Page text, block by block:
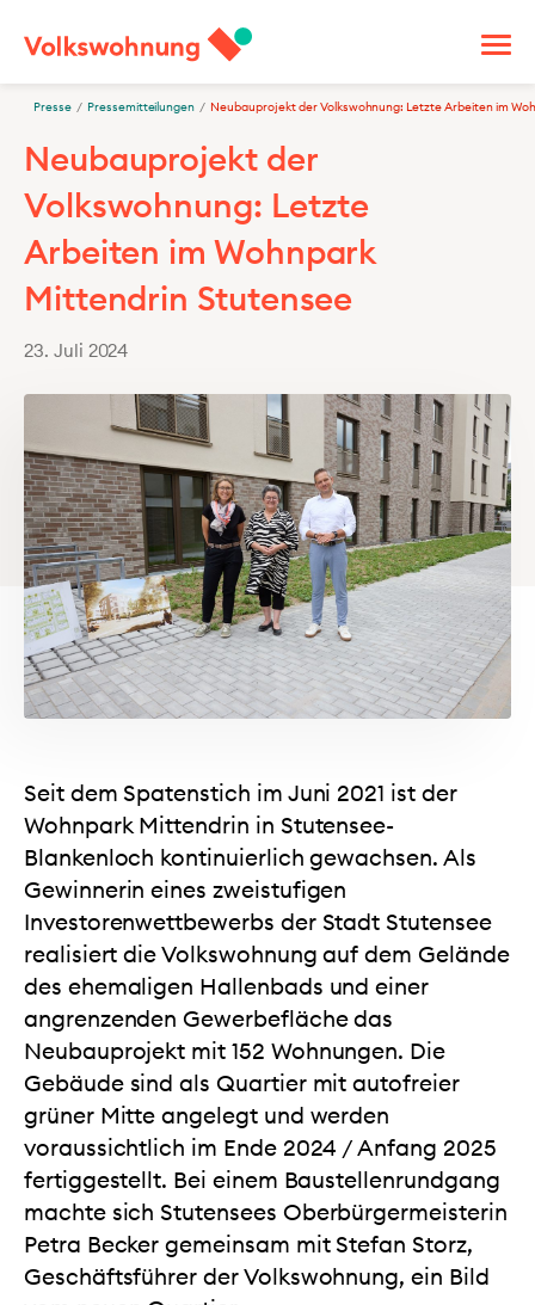
Presse / Pressemitteilungen / Neubauprojekt der Volkswohnung: Letzte Arbeiten im
Neubauprojekt der
Volkswohnung: Letzte
Arbeiten im Wohnpark
Mittendrin Stutensee
23. Juli 2024
Seit dem Spatenstich im Juni 2021 ist der
Wohnpark Mittendrin in Stutensee-
Blankenloch kontinuierlich gewachsen. Als
Gewinnerin eines zweistufigen
Investorenwettbewerbs der Stadt Stutensee
realisiert die Volkswohnung auf dem Gelände
des ehemaligen Hallenbads und einer
angrenzenden Gewerbefläche das
Neubauprojekt mit 152 Wohnungen. Die
Gebäude sind als Quartier mit autofreier
grüner Mitte angelegt und werden
voraussichtlich im Ende 2024 / Anfang 2025
fertiggestellt. Bei einem Baustellenrundgang
machte sich Stutensees Oberbürgermeisterin
Petra Becker gemeinsam mit Stefan Storz,
Geschäftsführer der Volkswohnung, ein Bild